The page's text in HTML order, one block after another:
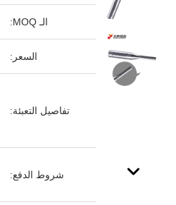
الـ MOQ:
السعر:
تفاصيل التعبئة:
شروط الدفع: